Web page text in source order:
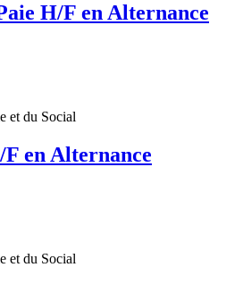
H/F en Alternance
et du Social
en Alternance
et du Social